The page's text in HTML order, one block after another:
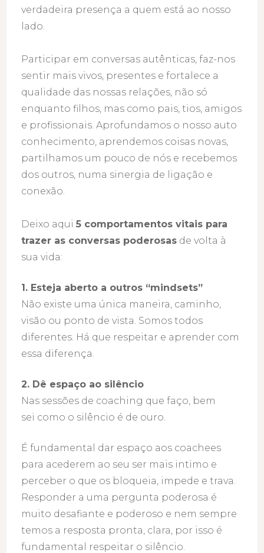
verdadeira presença a quem está ao nosso
lado.
Participar em conversas autênticas, faz-nos
sentir mais vivos, presentes e fortalece a
qualidade das nossas relações, não só
enquanto filhos, mas como pais, tios, amigos
e profissionais. Aprofundamos o nosso auto
conhecimento, aprendemos coisas novas,
partilhamos um pouco de nós e recebemos
dos outros, numa sinergia de ligação e
conexão.
Deixo aqui5 comportamentos vitais para
trazer as conversas poderosas de volta à
sua vida:
1. Esteja aberto a outros “mindsets”
Não existe uma única maneira, caminho,
visão ou ponto de vista. Somos todos
diferentes. Há que respeitar e aprender com
essa diferença.
2. Dê espaço ao silêncio
Nas sessões de coaching que faço, bem
sei como o silêncio é de ouro.
É fundamental dar espaço aos coachees
para acederem ao seu ser mais intimo e
perceber o que os bloqueia, impede e trava.
Responder a uma pergunta poderosa é
muito desafiante e poderoso e nem sempre
temos a resposta pronta, clara, por isso é
fundamental respeitar o silêncio.